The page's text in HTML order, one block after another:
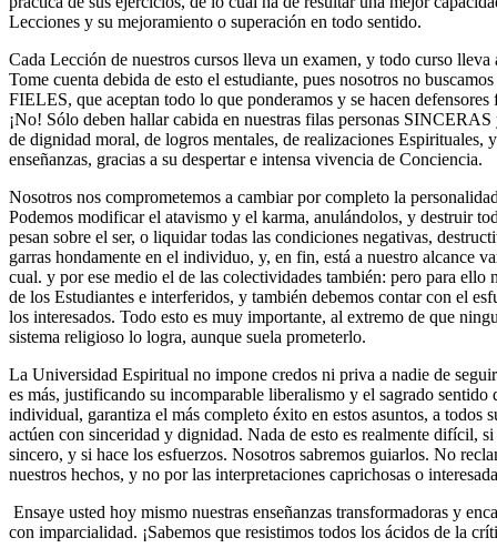
Lecciones y su mejoramiento o superación en todo sentido.
Cada Lección de nuestros cursos lleva un examen, y todo curso
Tome cuenta debida de esto el estudiante, pues nosotros no
FIELES, que aceptan todo lo que ponderamos y se hacen defensores
¡No! Sólo deben hallar cabida en nuestras filas personas
de dignidad moral, de logros mentales, de realizaciones Espirituales,
enseñanzas, gracias a su despertar e intensa vivencia de Conciencia.
Nosotros nos comprometemos a cambiar por completo la
Podemos modificar el atavismo y el karma, anulándolos, y destruir
pesan sobre el ser, o liquidar todas las condiciones negativas,
garras hondamente en el individuo, y, en fin, está a nuestro alcance
cual. y por ese medio el de las colectividades también: pero para ello
de los Estudiantes e interferidos, y también debemos contar con el
los interesados. Todo esto es muy importante, al extremo de que
sistema religioso lo logra, aunque suela prometerlo.
La Universidad Espiritual no impone credos ni priva a nadie de
es más, justificando su incomparable liberalismo y el sagrado sentido
individual, garantiza el más completo éxito en estos asuntos, a todos
actúen con sinceridad y dignidad. Nada de esto es realmente difícil,
sincero, y si hace los esfuerzos. Nosotros sabremos guiarlos. No
nuestros hechos, y no por las interpretaciones caprichosas o
Ensaye usted hoy mismo nuestras enseñanzas transformadoras y
con imparcialidad. ¡Sabemos que resistimos todos los ácidos de la